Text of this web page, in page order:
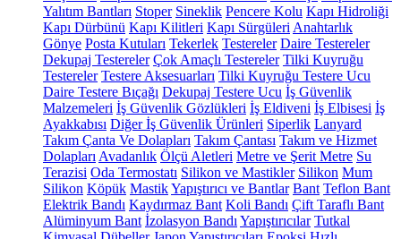
Yalıtım Bantları Stoper Sineklik Pencere Kolu Kapı Hidroliği
Kapı Dürbünü Kapı Kilitleri Kapı Sürgüleri Anahtarlık
Gönye Posta Kutuları Tekerlek Testereler Daire Testereler
Dekupaj Testereler Çok Amaçlı Testereler Tilki Kuyruğu
Testereler Testere Aksesuarları Tilki Kuyruğu Testere Ucu
Daire Testere Bıçağı Dekupaj Testere Ucu İş Güvenlik
Malzemeleri İş Güvenlik Gözlükleri İş Eldiveni İş Elbisesi İş
Ayakkabısı Diğer İş Güvenlik Ürünleri Siperlik Lanyard
Takım Çanta Ve Dolapları Takım Çantası Takım ve Hizmet
Dolapları Avadanlık Ölçü Aletleri Metre ve Şerit Metre Su
Terazisi Oda Termostatı Silikon ve Mastikler Silikon Mum
Silikon Köpük MastikYapıştırıcı ve Bantlar Bant Teflon Bant
Elektrik Bandı Kaydırmaz Bant Koli Bandı Çift Taraflı Bant
Alüminyum Bant İzolasyon Bandı Yapıştırıcılar Tutkal